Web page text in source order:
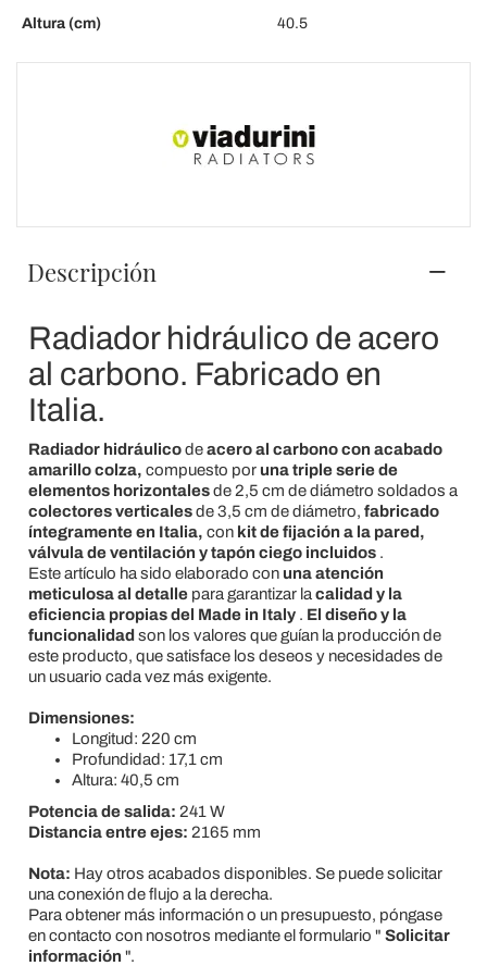
Altura (cm)
40.5
Descripción
Radiador hidráulico de acero
al carbono. Fabricado en
Italia.
Radiador hidráulicodeacero al carbono con acabado
amarillo colza, compuesto por una triple serie de
elementos horizontalesde 2,5 cm de diámetro soldados a
colectores verticalesde 3,5 cm de diámetro, fabricado
íntegramente en Italia, con kit de fijación a la pared,
válvula de ventilación y tapón ciego incluidos.
Este artículo ha sido elaborado con una atención
meticulosa al detallepara garantizar la calidad y la
eficiencia propias del Made in Italy. El diseño y la
funcionalidad son los valores que guían la producción de
este producto, que satisface los deseos y necesidades de
un usuario cada vez más exigente.
Dimensiones:
Longitud: 220 cm
Profundidad: 17,1 cm
Altura: 40,5 cm
Potencia de salida: 241 W
Distancia entre ejes: 2165 mm
Nota: Hay otros acabados disponibles. Se puede solicitar
una conexión de flujo a la derecha.
Para obtener más información o un presupuesto, póngase
en contacto con nosotros mediante el formulario " Solicitar
información ".